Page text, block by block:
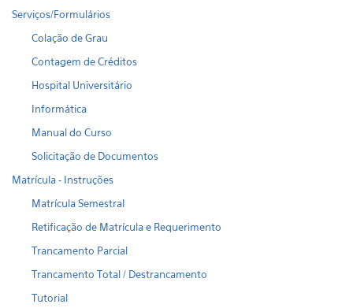
Serviços/Formulários
Colação de Grau
Contagem de Créditos
Hospital Universitário
Informática
Manual do Curso
Solicitação de Documentos
Matrícula - Instruções
Matrícula Semestral
Retificação de Matrícula e Requerimento
Trancamento Parcial
Trancamento Total / Destrancamento
Tutorial